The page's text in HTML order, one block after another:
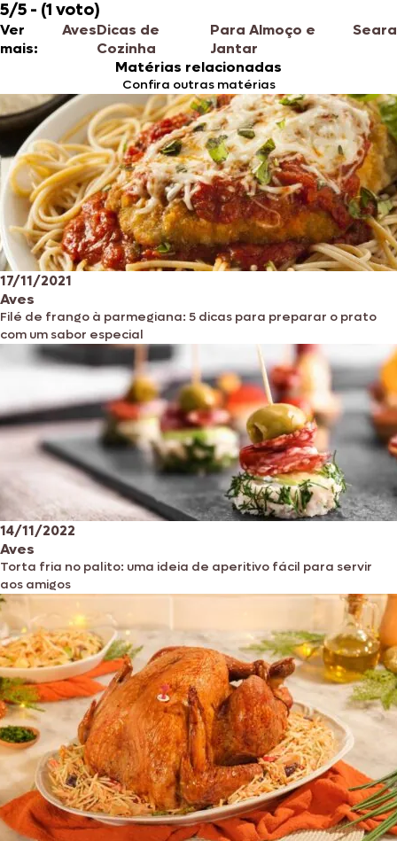
5/5 - (1 voto)
Ver
mais:
AvesDicas de
Cozinha
Para Almoço e
Jantar
Seara
Matérias relacionadas
Confira outras matérias
17/11/2021
Aves
Filé de frango à parmegiana: 5 dicas para preparar o prato
com um sabor especial
14/11/2022
Aves
Torta fria no palito: uma ideia de aperitivo fácil para servir
aos amigos